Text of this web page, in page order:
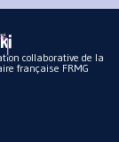
collaborative de la
française FRMG